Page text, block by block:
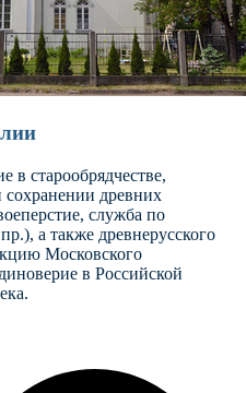
в старообрядчестве,
сохранении древних
служба по
а также древнерусского
Московского
в Российской